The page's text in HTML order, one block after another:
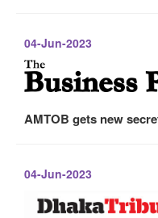
04-Jun-2023
AMTOB gets new
04-Jun-2023